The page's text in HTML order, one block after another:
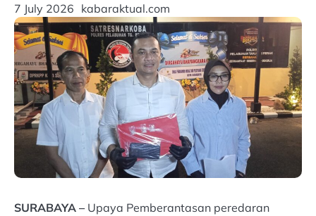
7 July 2026 kabaraktual.com
SURABAYA –Upaya Pemberantasan peredaran